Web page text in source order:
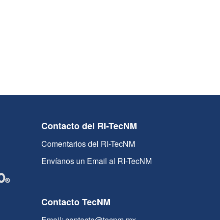
Contacto del RI-TecNM
Comentarios del RI-TecNM
Envíanos un Email al RI-TecNM
Contacto TecNM